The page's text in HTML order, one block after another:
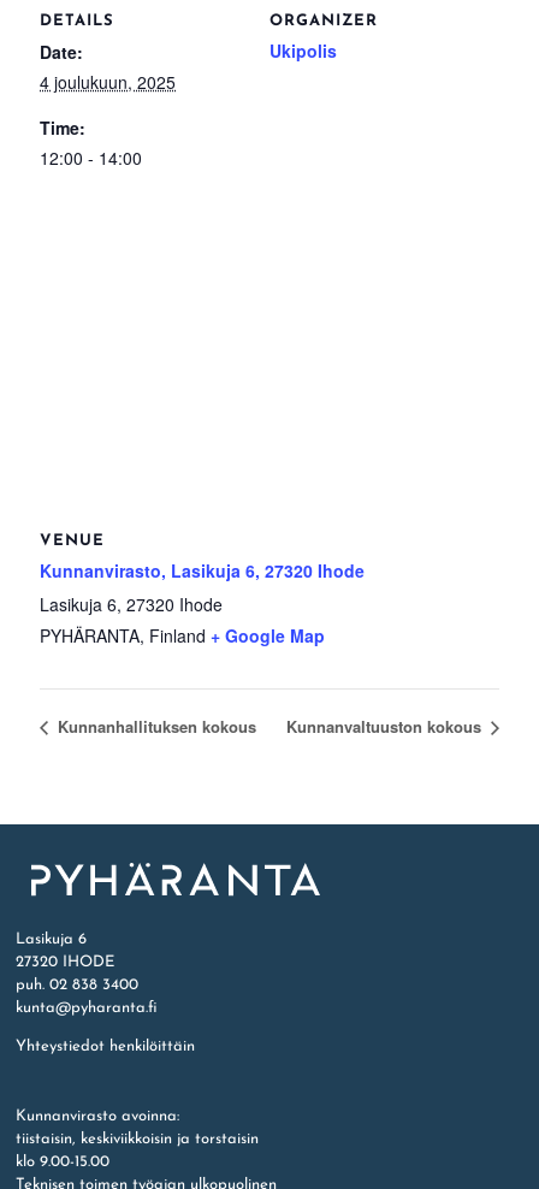
DETAILS
Date:
4 joulukuun, 2025
Time:
12:00 - 14:00
ORGANIZER
Ukipolis
VENUE
Kunnanvirasto, Lasikuja 6, 27320 Ihode
Lasikuja 6, 27320 Ihode
PYHÄRANTA, Finland + Google Map
Kunnanhallituksen kokous Kunnanvaltuuston kokous
Lasikuja 6
27320 IHODE
puh. 02 838 3400
kunta@pyharanta.fi
Yhteystiedot henkilöittäin
Kunnanvirasto avoinna:
tiistaisin, keskiviikkoisin ja torstaisin
klo 9.00-15.00
Teknisen toimen työajan ulkopuolinen